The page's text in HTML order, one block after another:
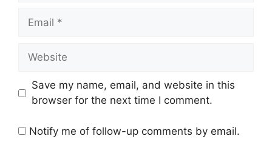
Email
Website
Save my name, email, and website in this
browser for the next time I comment.
Notify me of follow-up comments by email.